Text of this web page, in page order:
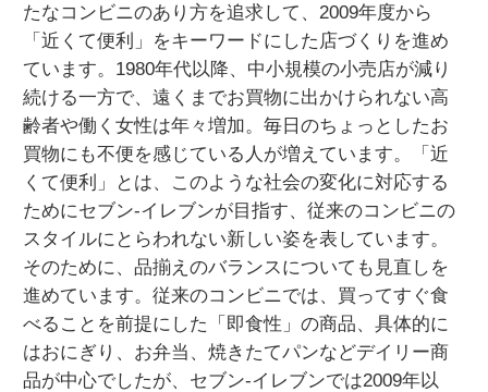
たなコンビニのあり方を追求して、2009年度から
「近くて便利」をキーワードにした店づくりを進め
ています。1980年代以降、中小規模の小売店が減り
続ける一方で、遠くまでお買物に出かけられない高
齢者や働く女性は年々増加。毎日のちょっとしたお
買物にも不便を感じている人が増えています。「近
くて便利」とは、このような社会の変化に対応する
ためにセブン‐イレブンが目指す、従来のコンビニの
スタイルにとらわれない新しい姿を表しています。
そのために、品揃えのバランスについても見直しを
進めています。従来のコンビニでは、買ってすぐ食
べることを前提にした「即食性」の商品、具体的に
はおにぎり、お弁当、焼きたてパンなどデイリー商
品が中心でしたが、セブン‐イレブンでは2009年以